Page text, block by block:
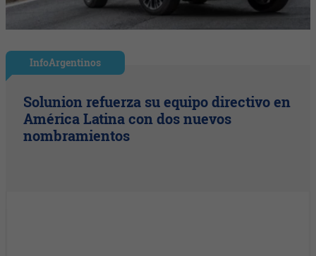
InfoArgentinos
Solunion refuerza su equipo directivo en
América Latina con dos nuevos
nombramientos